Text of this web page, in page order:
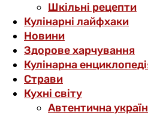
Шкільні рецепти
Кулінарні лайфхаки
Новини
Здорове харчування
Кулінарна
Страви
Кухні світу
Автентична